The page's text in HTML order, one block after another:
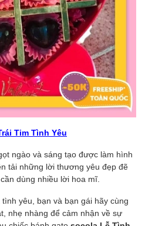
Tim Tình Yêu
ngào và sáng tạo được làm hình
tải những lời thương yêu đẹp đẽ
dùng nhiều lời hoa mĩ.
yêu, bạn và bạn gái hãy cùng
nhẹ nhàng để cảm nhận về sự